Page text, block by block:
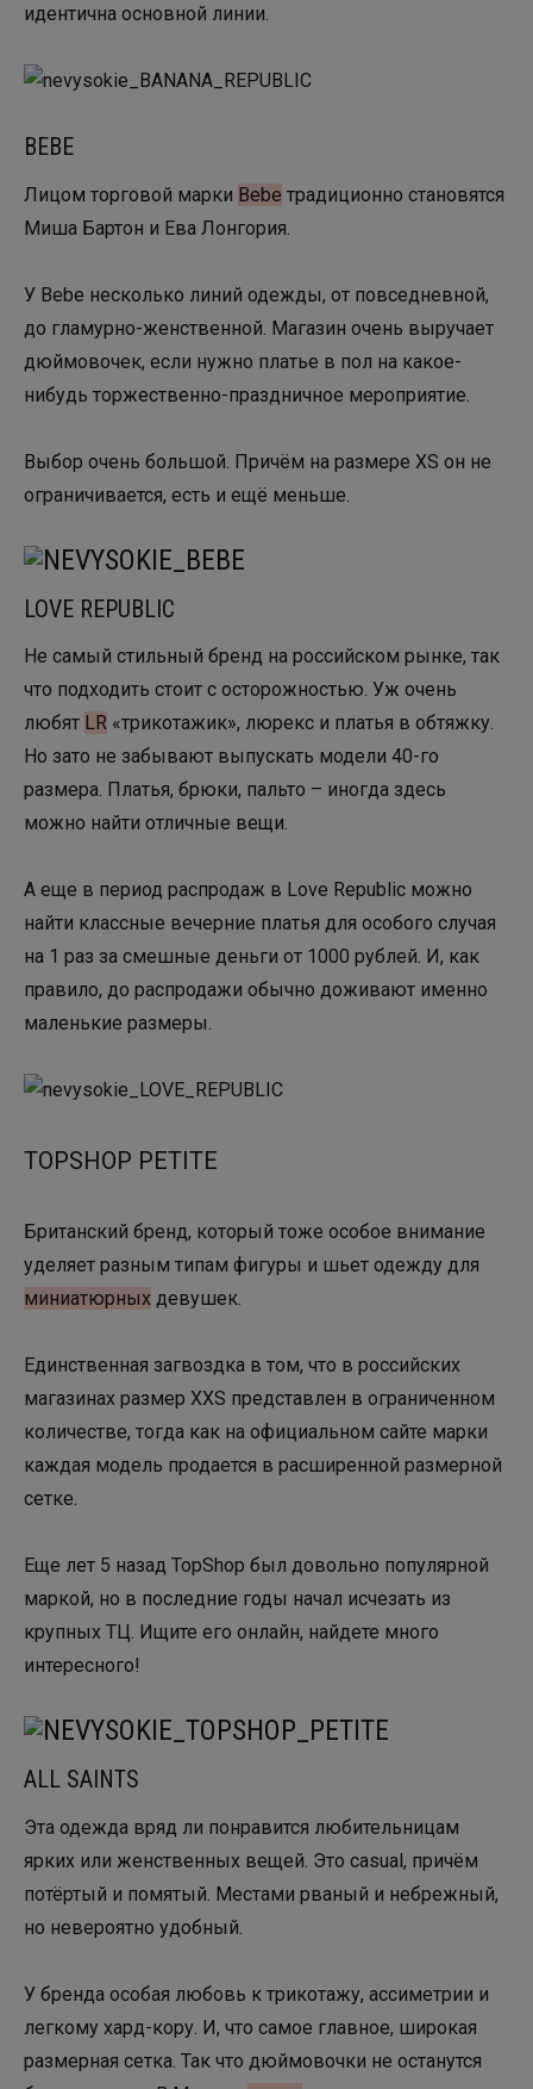
идентична основной линии.
BEBE
Лицом торговой марки Bebe традиционно становятся
Миша Бартон и Ева Лонгория.
У Bebe несколько линий одежды, от повседневной,
до гламурно-женственной. Магазин очень выручает
дюймовочек, если нужно платье в пол на какое-
нибудь торжественно-праздничное мероприятие.
Выбор очень большой. Причём на размере XS он не
ограничивается, есть и ещё меньше.
LOVE REPUBLIC
Не самый стильный бренд на российском рынке, так
что подходить стоит с осторожностью. Уж очень
любят LR «трикотажик», люрекс и платья в обтяжку.
Но зато не забывают выпускать модели 40-го
размера. Платья, брюки, пальто – иногда здесь
можно найти отличные вещи.
А еще в период распродаж в Love Republic можно
найти классные вечерние платья для особого случая
на 1 раз за смешные деньги от 1000 рублей. И, как
правило, до распродажи обычно доживают именно
маленькие размеры.
TOPSHOP PETITE
Британский бренд, который тоже особое внимание
уделяет разным типам фигуры и шьет одежду для
миниатюрных девушек.
Единственная загвоздка в том, что в российских
магазинах размер XXS представлен в ограниченном
количестве, тогда как на официальном сайте марки
каждая модель продается в расширенной размерной
сетке.
Еще лет 5 назад TopShop был довольно популярной
маркой, но в последние годы начал исчезать из
крупных ТЦ. Ищите его онлайн, найдете много
интересного!
ALL SAINTS
Эта одежда вряд ли понравится любительницам
ярких или женственных вещей. Это casual, причём
потёртый и помятый. Местами рваный и небрежный,
но невероятно удобный.
У бренда особая любовь к трикотажу, ассиметрии и
легкому хард-кору. И, что самое главное, широкая
размерная сетка. Так что дюймовочки не останутся